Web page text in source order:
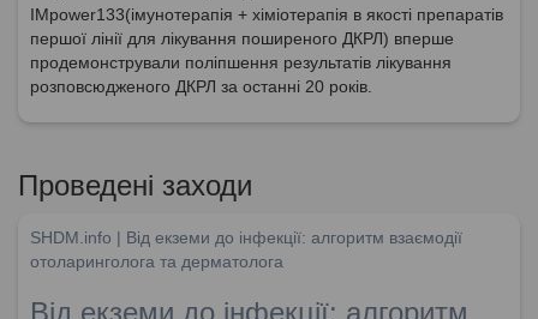
IMpower133(імунотерапія + хіміотерапія в якості препаратів
першої лінії для лікування поширеного ДКРЛ) вперше
продемонстрували поліпшення результатів лікування
розповсюдженого ДКРЛ за останні 20 років.
Проведені заходи
SHDM.info | Від екземи до інфекції: алгоритм взаємодії
отоларинголога та дерматолога
Від екземи до інфекції: алгоритм